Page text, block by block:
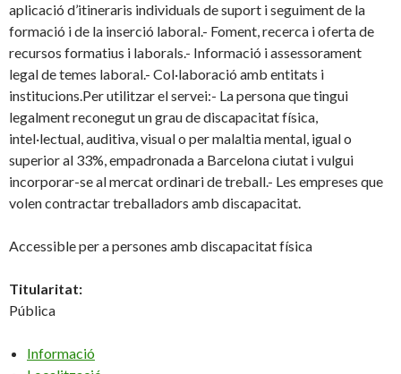
aplicació d’itineraris individuals de suport i seguiment de la
formació i de la inserció laboral.- Foment, recerca i oferta de
recursos formatius i laborals.- Informació i assessorament
legal de temes laboral.- Col·laboració amb entitats i
institucions.Per utilitzar el servei:- La persona que tingui
legalment reconegut un grau de discapacitat física,
intel·lectual, auditiva, visual o per malaltia mental, igual o
superior al 33%, empadronada a Barcelona ciutat i vulgui
incorporar-se al mercat ordinari de treball.- Les empreses que
volen contractar treballadors amb discapacitat.
Accessible per a persones amb discapacitat física
Titularitat:
Pública
Informació